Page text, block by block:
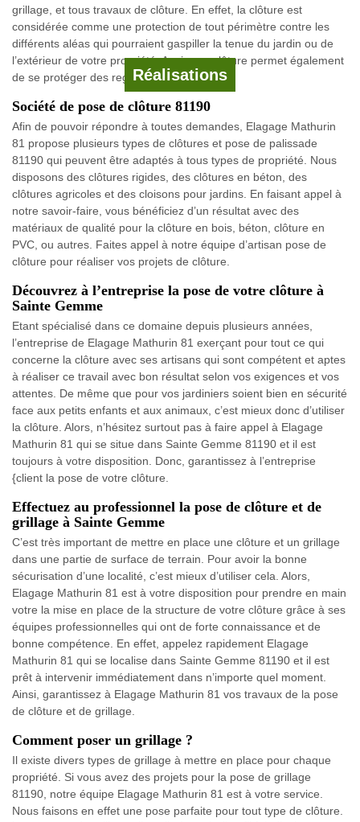
Réalisations
grillage, et tous travaux de clôture. En effet, la clôture est
considérée comme une protection de tout périmètre contre les
différents aléas qui pourraient gaspiller la tenue du jardin ou de
l’extérieur de votre propriété. Avoir une clôture permet également
de se protéger des regards indiscrets.
Société de pose de clôture 81190
Afin de pouvoir répondre à toutes demandes, Elagage Mathurin
81 propose plusieurs types de clôtures et pose de palissade
81190 qui peuvent être adaptés à tous types de propriété. Nous
disposons des clôtures rigides, des clôtures en béton, des
clôtures agricoles et des cloisons pour jardins. En faisant appel à
notre savoir-faire, vous bénéficiez d’un résultat avec des
matériaux de qualité pour la clôture en bois, béton, clôture en
PVC, ou autres. Faites appel à notre équipe d’artisan pose de
clôture pour réaliser vos projets de clôture.
Découvrez à l’entreprise la pose de votre clôture à
Sainte Gemme
Etant spécialisé dans ce domaine depuis plusieurs années,
l’entreprise de Elagage Mathurin 81 exerçant pour tout ce qui
concerne la clôture avec ses artisans qui sont compétent et aptes
à réaliser ce travail avec bon résultat selon vos exigences et vos
attentes. De même que pour vos jardiniers soient bien en sécurité
face aux petits enfants et aux animaux, c’est mieux donc d’utiliser
la clôture. Alors, n’hésitez surtout pas à faire appel à Elagage
Mathurin 81 qui se situe dans Sainte Gemme 81190 et il est
toujours à votre disposition. Donc, garantissez à l’entreprise
{client la pose de votre clôture.
Effectuez au professionnel la pose de clôture et de
grillage à Sainte Gemme
C’est très important de mettre en place une clôture et un grillage
dans une partie de surface de terrain. Pour avoir la bonne
sécurisation d’une localité, c’est mieux d’utiliser cela. Alors,
Elagage Mathurin 81 est à votre disposition pour prendre en main
votre la mise en place de la structure de votre clôture grâce à ses
équipes professionnelles qui ont de forte connaissance et de
bonne compétence. En effet, appelez rapidement Elagage
Mathurin 81 qui se localise dans Sainte Gemme 81190 et il est
prêt à intervenir immédiatement dans n’importe quel moment.
Ainsi, garantissez à Elagage Mathurin 81 vos travaux de la pose
de clôture et de grillage.
Comment poser un grillage ?
Il existe divers types de grillage à mettre en place pour chaque
propriété. Si vous avez des projets pour la pose de grillage
81190, notre équipe Elagage Mathurin 81 est à votre service.
Nous faisons en effet une pose parfaite pour tout type de clôture.